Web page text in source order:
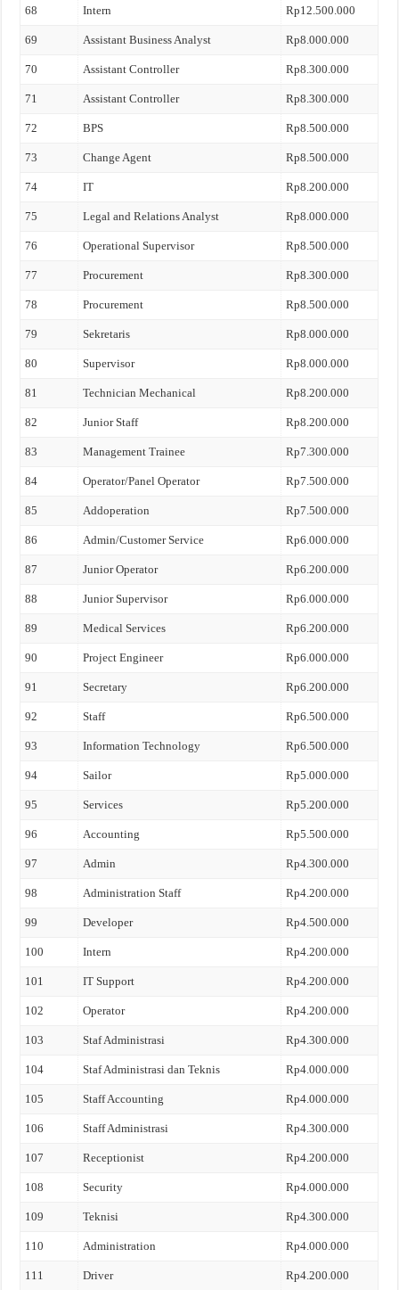
68 Intern Rp12.500.000
69 Assistant Business Analyst Rp8.000.000
70 Assistant Controller Rp8.300.000
71 Assistant Controller Rp8.300.000
72 BPS Rp8.500.000
73 Change Agent Rp8.500.000
74 IT Rp8.200.000
75 Legal and Relations Analyst Rp8.000.000
76 Operational Supervisor Rp8.500.000
77 Procurement Rp8.300.000
78 Procurement Rp8.500.000
79 Sekretaris Rp8.000.000
80 Supervisor Rp8.000.000
81 Technician Mechanical Rp8.200.000
82 Junior Staff Rp8.200.000
83 Management Trainee Rp7.300.000
84 Operator/Panel Operator Rp7.500.000
85 Addoperation Rp7.500.000
86 Admin/Customer Service Rp6.000.000
87 Junior Operator Rp6.200.000
88 Junior Supervisor Rp6.000.000
89 Medical Services Rp6.200.000
90 Project Engineer Rp6.000.000
91 Secretary Rp6.200.000
92 Staff Rp6.500.000
93 Information Technology Rp6.500.000
94 Sailor Rp5.000.000
95 Services Rp5.200.000
96 Accounting Rp5.500.000
97 Admin Rp4.300.000
98 Administration Staff Rp4.200.000
99 Developer Rp4.500.000
100 Intern Rp4.200.000
101 IT Support Rp4.200.000
102 Operator Rp4.200.000
103 Staf Administrasi Rp4.300.000
104 Staf Administrasi dan Teknis Rp4.000.000
105 Staff Accounting Rp4.000.000
106 Staff Administrasi Rp4.300.000
107 Receptionist Rp4.200.000
108 Security Rp4.000.000
109 Teknisi Rp4.300.000
110 Administration Rp4.000.000
111 Driver Rp4.200.000